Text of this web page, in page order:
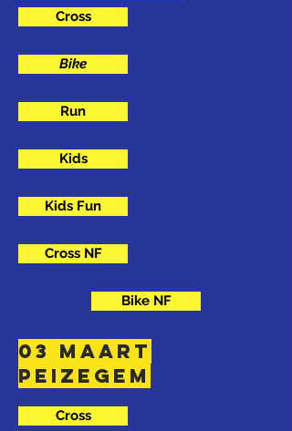
Cross
Bike
Run
Kids
Kids Fun
Cross NF
Bike NF
03 maart
peizegem
Cross